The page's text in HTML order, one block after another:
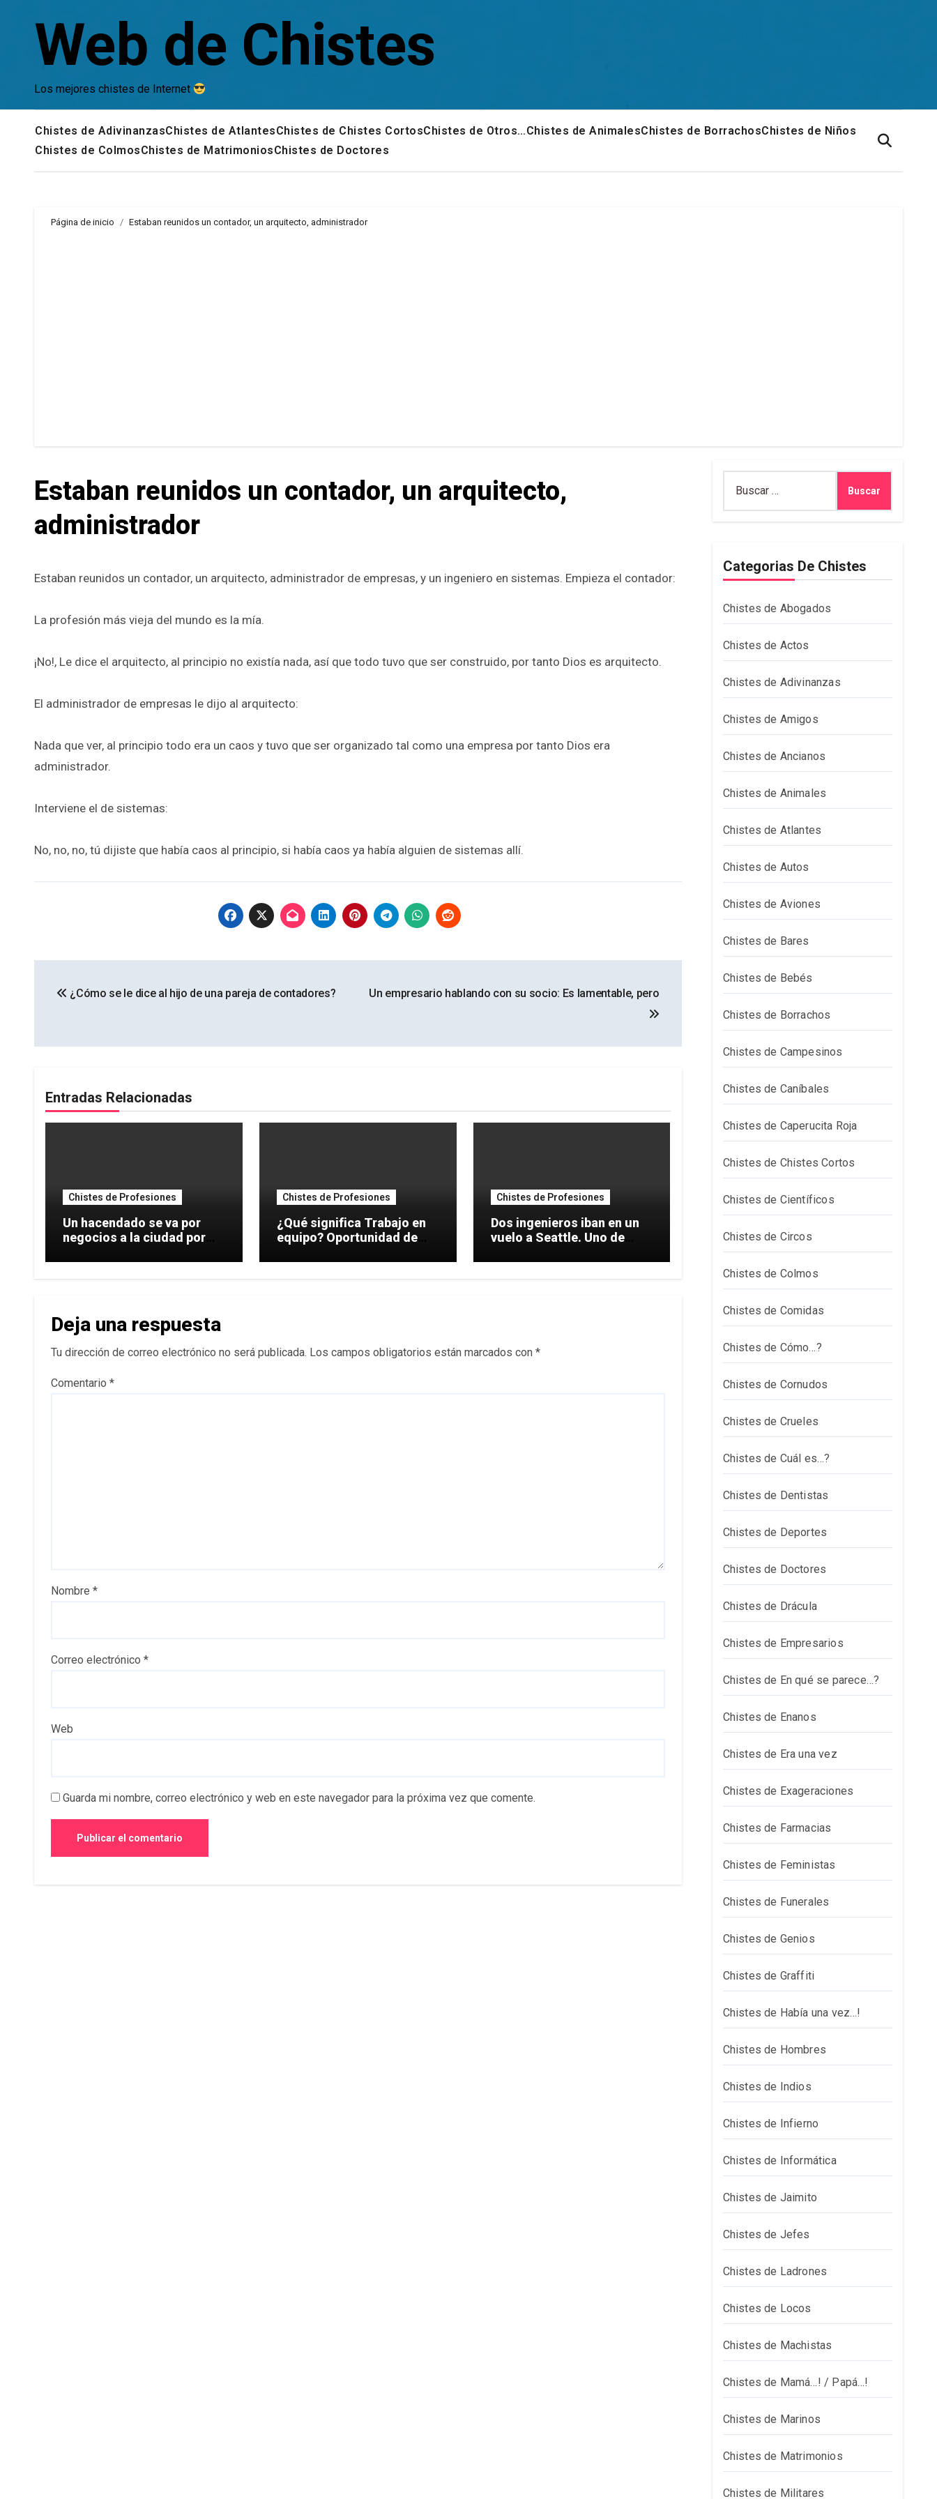
contenidoWeb de Chistes
Los mejores chistes de Internet
Chistes de AdivinanzasChistes de AtlantesChistes de Chistes CortosChistes de Otros…Chistes de AnimalesChistes de BorrachosChistes de Niños
Chistes de ColmosChistes de MatrimoniosChistes de Doctores
Página de inicio Estaban reunidos un contador, un arquitecto, administrador
Estaban reunidos un contador, un arquitecto,
administrador
Estaban reunidos un contador, un arquitecto, administrador de empresas, y un ingeniero en sistemas. Empieza el contador:
La profesión más vieja del mundo es la mía.
¡No!, Le dice el arquitecto, al principio no existía nada, así que todo tuvo que ser construido, por tanto Dios es arquitecto.
El administrador de empresas le dijo al arquitecto:
Nada que ver, al principio todo era un caos y tuvo que ser organizado tal como una empresa por tanto Dios era
administrador.
Interviene el de sistemas:
No, no, no, tú dijiste que había caos al principio, si había caos ya había alguien de sistemas allí.
de
¿Cómo se le dice al hijo de una pareja de contadores? Un empresario hablando con su socio: Es lamentable, pero
Entradas Relacionadas
Chistes de Profesiones
Un hacendado se va por
negocios a la ciudad por
Chistes de Profesiones
¿Qué significa Trabajo en
equipo? Oportunidad de
Chistes de Profesiones
Dos ingenieros iban en un
vuelo a Seattle. Uno de
Deja una respuesta
Tu dirección de correo electrónico no será publicada. Los campos obligatorios están marcados con *
Comentario *
Nombre *
Correo electrónico *
Web
Guarda mi nombre, correo electrónico y web en este navegador para la próxima vez que comente.
Categorias De Chistes
Chistes de Abogados
Chistes de Actos
Chistes de Adivinanzas
Chistes de Amigos
Chistes de Ancianos
Chistes de Animales
Chistes de Atlantes
Chistes de Autos
Chistes de Aviones
Chistes de Bares
Chistes de Bebés
Chistes de Borrachos
Chistes de Campesinos
Chistes de Caníbales
Chistes de Caperucita Roja
Chistes de Chistes Cortos
Chistes de Científicos
Chistes de Circos
Chistes de Colmos
Chistes de Comidas
Chistes de Cómo…?
Chistes de Cornudos
Chistes de Crueles
Chistes de Cuál es…?
Chistes de Dentistas
Chistes de Deportes
Chistes de Doctores
Chistes de Drácula
Chistes de Empresarios
Chistes de En qué se parece…?
Chistes de Enanos
Chistes de Era una vez
Chistes de Exageraciones
Chistes de Farmacias
Chistes de Feministas
Chistes de Funerales
Chistes de Genios
Chistes de Graffiti
Chistes de Había una vez…!
Chistes de Hombres
Chistes de Indios
Chistes de Infierno
Chistes de Informática
Chistes de Jaimito
Chistes de Jefes
Chistes de Ladrones
Chistes de Locos
Chistes de Machistas
Chistes de Mamá…! / Papá…!
Chistes de Marinos
Chistes de Matrimonios
Chistes de Militares